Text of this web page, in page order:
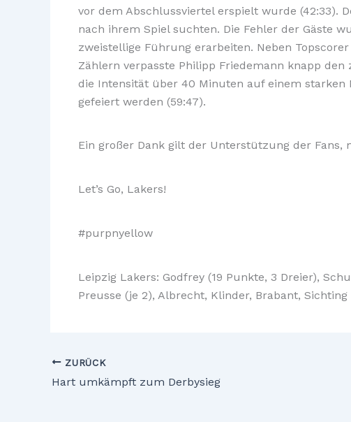
vor dem Abschlussviertel erspielt wurde (42:33).
nach ihrem Spiel suchten. Die Fehler der Gäste
zweistellige Führung erarbeiten. Neben
Zählern verpasste Philipp Friedemann knapp
die Intensität über 40 Minuten auf einem starken
gefeiert werden (59:47).
Ein großer Dank gilt der Unterstützung der
Let’s Go, Lakers!
#purpnyellow
Leipzig Lakers: Godfrey (19 Punkte, 3 Dreier),
Preusse (je 2), Albrecht, Klinder, Brabant, Sichting
ZURÜCK
Hart umkämpft zum Derbysieg